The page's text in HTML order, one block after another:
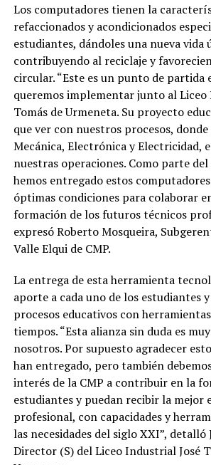
Los computadores tienen la
refaccionados y acondicionados
estudiantes, dándoles una nueva vida
contribuyendo al reciclaje y
circular. “Este es un punto de partida
queremos implementar junto al Liceo
Tomás de Urmeneta. Su proyecto
que ver con nuestros procesos, donde
Mecánica, Electrónica y Electricidad,
nuestras operaciones. Como parte
hemos entregado estos
óptimas condiciones para colaborar
formación de los futuros técnicos
expresó Roberto Mosqueira,
Valle Elqui de CMP.
La entrega de esta herramienta
aporte a cada uno de los estudiantes
procesos educativos con
tiempos. “Esta alianza sin duda es
nosotros. Por supuesto agradecer
han entregado, pero también
interés de la CMP a contribuir en la
estudiantes y puedan recibir la mejor
profesional, con capacidades y
las necesidades del siglo XXI”, detalló
Director (S) del Liceo Industrial José